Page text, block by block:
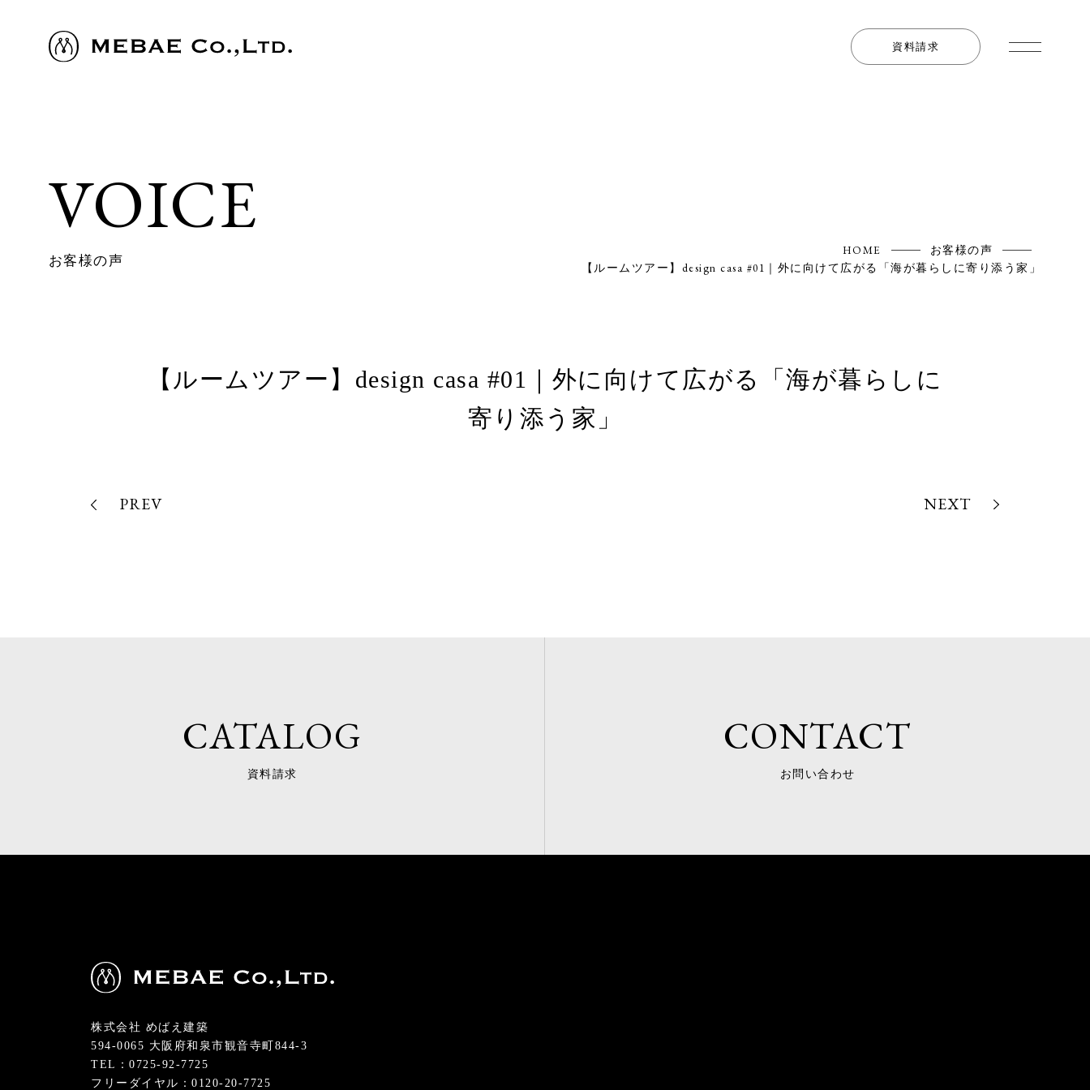
資料請求
VOICE
お客様の声
HOME
お客様の声
【ルームツアー】design casa #01｜外に向けて広がる「海が暮らしに寄り添う家」
【ルームツアー】design casa #01｜外に向けて広がる「海が暮らしに
寄り添う家」
PREV NEXT
CATALOG
資料請求
CONTACT
お問い合わせ
株式会社 めばえ建築
594-0065 大阪府和泉市観音寺町844-3
TEL：0725-92-7725
フリーダイヤル：0120-20-7725